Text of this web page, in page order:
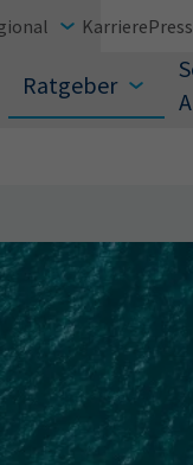
Ratgeber
Karriere